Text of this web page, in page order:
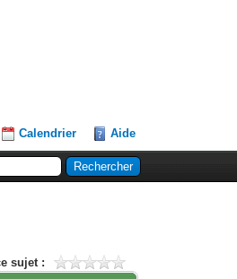
Calendrier Aide
sujet :